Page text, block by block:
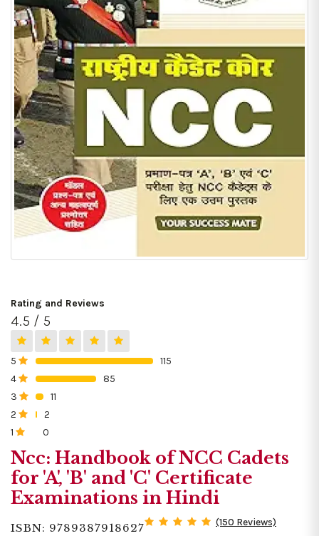
Rating and Reviews
4.5 / 5
5
115
4
85
3
11
2
2
1
0
Ncc: Handbook of NCC Cadets
for 'A', 'B' and 'C' Certificate
Examinations in Hindi
ISBN: 9789387918627 (150 Reviews)